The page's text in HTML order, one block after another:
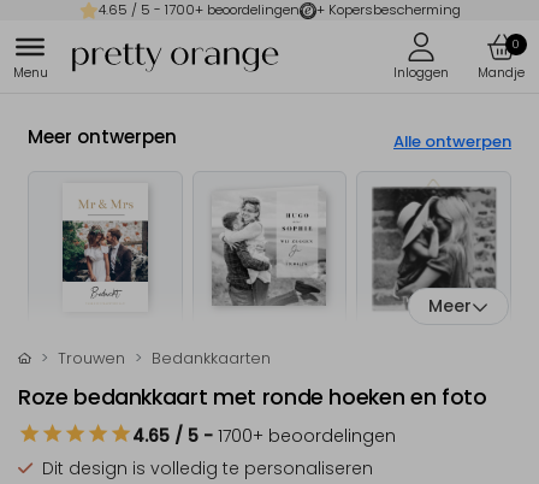
4.65 / 5 - 1700+ beoordelingen + Kopersbescherming
0
Meer ontwerpen Alle ontwerpen
Meer
Trouwen Bedankkaarten
Roze bedankkaart met ronde hoeken en foto
4.65 / 5 - 1700+ beoordelingen
Dit design is volledig te personaliseren